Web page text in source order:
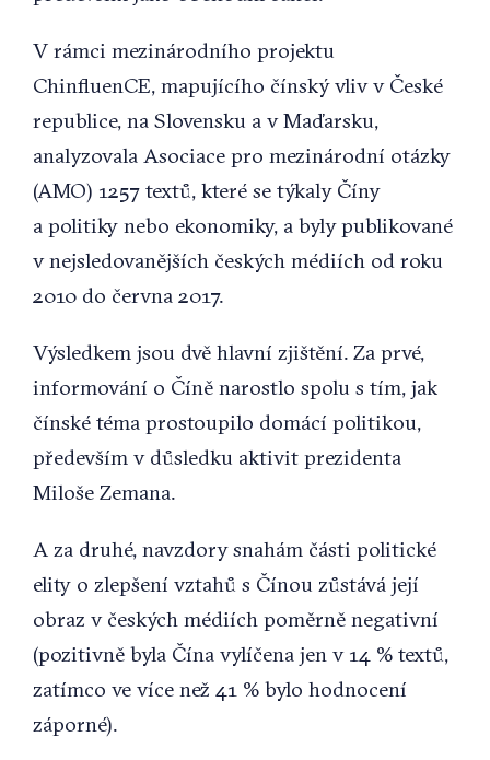
V rámci mezinárodního projektu
ChinfluenCE, mapujícího čínský vliv v České
republice, na Slovensku a v Maďarsku,
analyzovala Asociace pro mezinárodní otázky
(AMO) 1257 textů, které se týkaly Číny
a politiky nebo ekonomiky, a byly publikované
v nejsledovanějších českých médiích od roku
2010 do června 2017.
Výsledkem jsou dvě hlavní zjištění. Za prvé,
informování o Číně narostlo spolu s tím, jak
čínské téma prostoupilo domácí politikou,
především v důsledku aktivit prezidenta
Miloše Zemana.
A za druhé, navzdory snahám části politické
elity o zlepšení vztahů s Čínou zůstává její
obraz v českých médiích poměrně negativní
(pozitivně byla Čína vylíčena jen v 14 % textů,
zatímco ve více než 41 % bylo hodnocení
záporné).